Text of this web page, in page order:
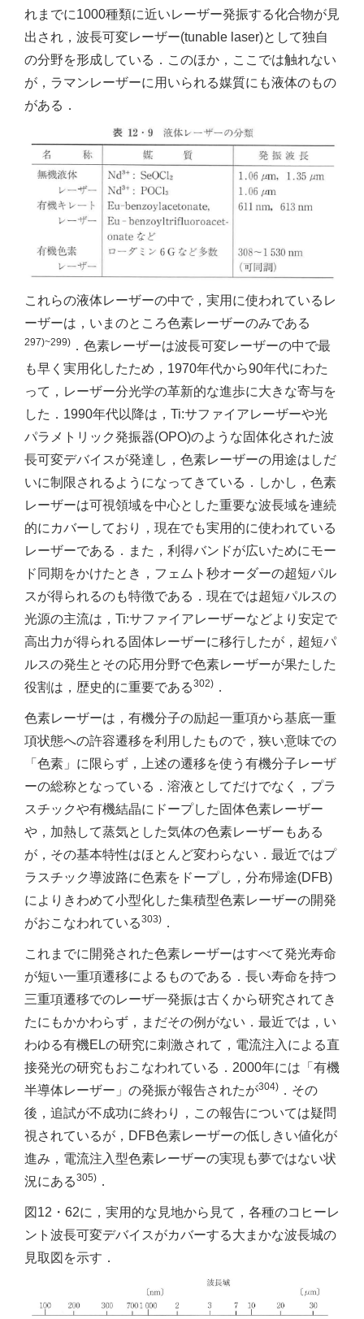
れまでに1000種類に近いレーザー発振する化合物が見
出され，波長可変レーザー(tunable laser)として独自
の分野を形成している．このほか，ここでは触れない
が，ラマンレーザーに用いられる媒質にも液体のもの
がある．
これらの液体レーザーの中で，実用に使われているレ
ーザーは，いまのところ色素レーザーのみである
297)~299) ．色素レーザーは波長可変レーザーの中で最
も早く実用化したため，1970年代から90年代にわた
って，レーザー分光学の革新的な進歩に大きな寄与を
した．1990年代以降は，Ti:サファイアレーザーや光
パラメトリック発振器(OPO)のような固体化された波
長可変デバイスが発達し，色素レーザーの用途はしだ
いに制限されるようになってきている．しかし，色素
レーザーは可視領域を中心とした重要な波長域を連続
的にカバーしており，現在でも実用的に使われている
レーザーである．また，利得バンドが広いためにモー
ド同期をかけたとき，フェムト秒オーダーの超短パル
スが得られるのも特徴である．現在では超短パルスの
光源の主流は，Ti:サファイアレーザーなどより安定で
高出力が得られる固体レーザーに移行したが，超短パ
ルスの発生とその応用分野で色素レーザーが果たした
役割は，歴史的に重要である302) ．
色素レーザーは，有機分子の励起一重項から基底一重
項状態への許容遷移を利用したもので，狭い意味での
「色素」に限らず，上述の遷移を使う有機分子レーザ
ーの総称となっている．溶液としてだけでなく，プラ
スチックや有機結晶にドープした固体色素レーザー
や，加熱して蒸気とした気体の色素レーザーもある
が，その基本特性はほとんど変わらない．最近ではプ
ラスチック導波路に色素をドープし，分布帰途(DFB)
によりきわめて小型化した集積型色素レーザーの開発
がおこなわれている303) ．
これまでに開発された色素レーザーはすべて発光寿命
が短い一重項遷移によるものである．長い寿命を持つ
三重項遷移でのレーザ一発振は古くから研究されてき
たにもかかわらず，まだその例がない．最近では，い
わゆる有機ELの研究に刺激されて，電流注入による直
接発光の研究もおこなわれている．2000年には「有機
半導体レーザー」の発振が報告されたが304) ．その
後，追試が不成功に終わり，この報告については疑問
視されているが，DFB色素レーザーの低しきい値化が
進み，電流注入型色素レーザーの実現も夢ではない状
況にある305) ．
図12・62に，実用的な見地から見て，各種のコヒーレ
ント波長可変デバイスがカバーする大まかな波長城の
見取図を示す．